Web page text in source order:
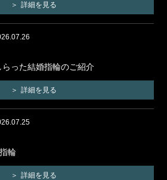
詳細を見る
った結婚指輪のご紹介
詳細を見る
輪
詳細を見る